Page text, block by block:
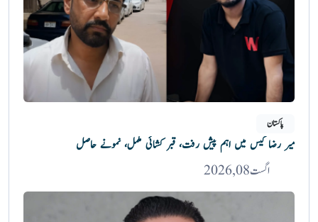
پاکستان
میر رضا کیس میں اہم پیش رفت، قبر کشائی مکمل، نمونے حاصل
اگست 08, 2026